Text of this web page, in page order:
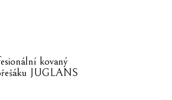
kovaný
JUGLANS